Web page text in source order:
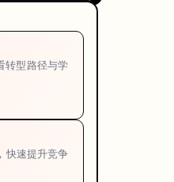
NK 免疫疗法打开了更安全
其核心功能是帮助目前最
因组不稳定性，轻则使治疗
iPSC）和免疫细胞工程
转型路径与学
快速提升竞争